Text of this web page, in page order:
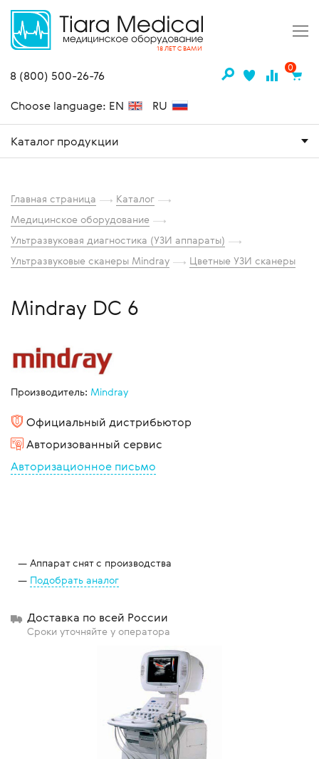
18 ЛЕТ С ВАМИ
8 (800) 500-26-76
0
Choose language: EN RU
Каталог продукции
Главная страница
Каталог
Медицинское оборудование
Ультразвуковая диагностика (УЗИ аппараты)
Ультразвуковые сканеры Mindray
Цветные УЗИ сканеры
Mindray DC 6
Производитель: Mindray
Официальный дистрибьютор
Авторизованный сервис
Авторизационное письмо
Аппарат снят с производства
Подобрать аналог
Доставка по всей России
Сроки уточняйте у оператора